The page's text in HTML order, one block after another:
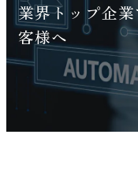
業界トップ企
客様へ